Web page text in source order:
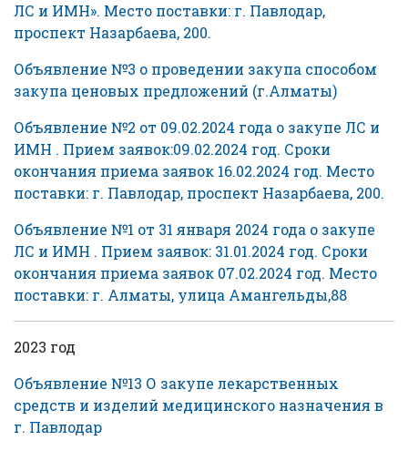
ЛС и ИМН». Место поставки: г. Павлодар,
проспект Назарбаева, 200.
Объявление №3 о проведении закупа способом
закупа ценовых предложений (г.Алматы)
Объявление №2 от 09.02.2024 года о закупе ЛС и
ИМН . Прием заявок:09.02.2024 год. Сроки
окончания приема заявок 16.02.2024 год. Место
поставки: г. Павлодар, проспект Назарбаева, 200.
Объявление №1 от 31 января 2024 года о закупе
ЛС и ИМН . Прием заявок: 31.01.2024 год. Сроки
окончания приема заявок 07.02.2024 год. Место
поставки: г. Алматы, улица Амангельды,88
2023 год
Объявление №13 О закупе лекарственных
средств и изделий медицинского назначения в
г. Павлодар